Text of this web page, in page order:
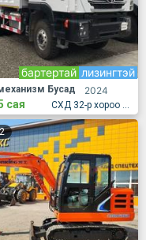
2024
лизингтэй
бартертай
СХД 32-р хороо 384-р гарам Эмээлт өгсөх зам дагуу
Бусад
сая